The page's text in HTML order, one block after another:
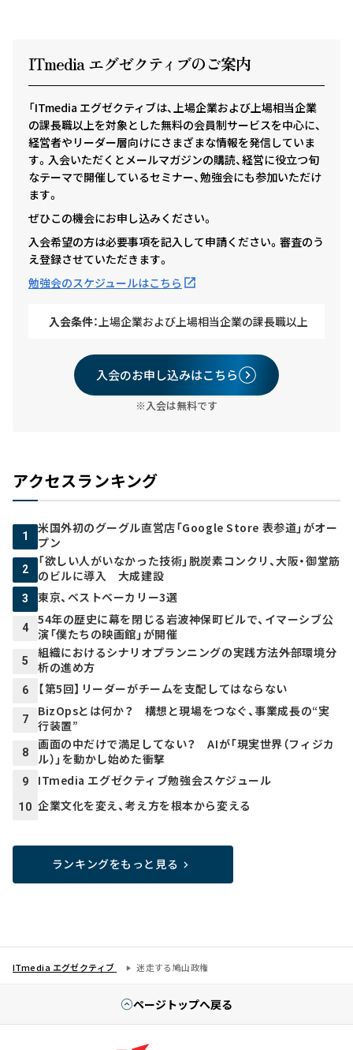
ITmedia エグゼクティ ブのご案内
「ITmedia エグゼクティブは、上場企業および上場相当企業
の課長職以上を対象とした無料の会員制サービスを中心に、
経営者やリーダー層向けにさまざまな情報を発信していま
す。入会いただくとメールマガジンの購読、経営に役立つ旬
なテーマで開催しているセミナー、勉強会にも参加いただけ
ます。
ぜひこの機会にお申し込みください。
入会希望の方は必要事項を記入して申請ください。審査のう
え登録させていただきます。
勉強会のスケジュールはこちら
入会条件： 上場企業および上場相当企業の課長職以上
入会のお申し込みはこちら
※入会は無料です
アクセスランキング
1
米国外初のグーグル直営店「Google Store 表参道」がオー
プン
2
「欲しい人がいなかった技術」脱炭素コンクリ、大阪・御堂筋
のビルに導入 大成建設
3 東京、ベストベーカリー3選
4
54年の歴史に幕を閉じる岩波神保町ビルで、イマーシブ公
演「僕たちの映画館」が開催
5
組織におけるシナリオプランニングの実践方法――外部環境分
析の進め方
6 【第5回】リーダーがチームを支配してはならない
7
BizOpsとは何か？ 構想と現場をつなぐ、事業成長の“実
行装置”
8
画面の中だけで満足してない？ AIが「現実世界（フィジカ
ル）」を動かし始めた衝撃
9 ITmedia エグゼクティブ勉強会スケジュール
10 企業文化を変え、考え方を根本から変える
ランキングをもっと見る
ITmedia エグゼクティブ 迷走する鳩山政権
ページトップへ戻る